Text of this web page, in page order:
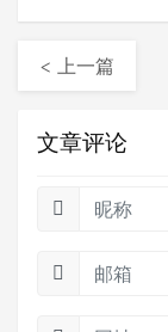
< 上一篇
文章评论